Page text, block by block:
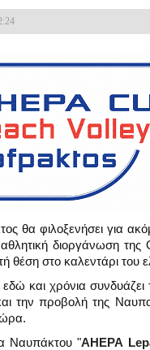
θα φιλοξενήσει για
διοργάνωση
θέση στο καλεντάρι του
και χρόνια
την προβολή της
Ναυπάκτου "AHEPA